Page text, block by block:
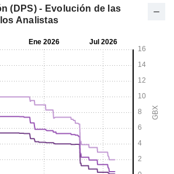
(DPS) - Evolución de las
Analistas